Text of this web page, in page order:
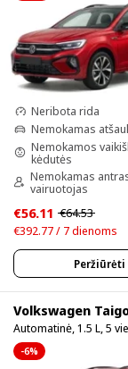
Neribota rida
Nemokamas
Nemokamos
kėdutės
Nemokamas
vairuotojas
€56.11 €64.53
€392.77 / 7 dienoms
Peržiūrėti
Volkswagen
Automatinė, 1.5 L, 5
-6%